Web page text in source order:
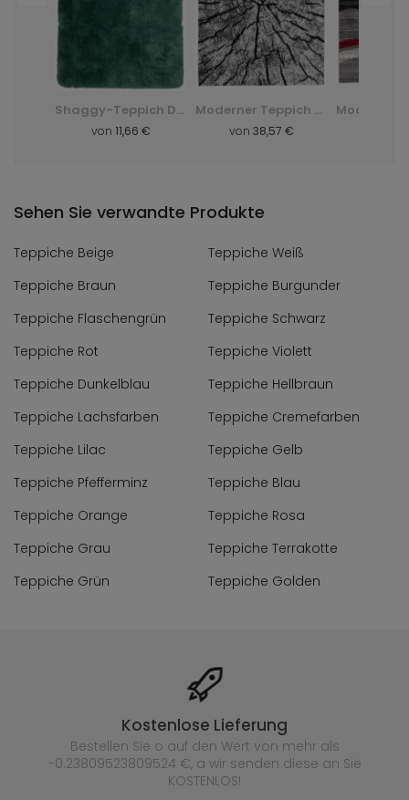
Shaggy-Teppich Dark D. Silk - grün, zielony
von 11,66 €
Moderner Teppich Q710A Luxury Pp Esm - weiß, biały
von 38,57 €
Sehen Sie verwandte Produkte
Teppiche Beige
Teppiche Weiß
Teppiche Braun
Teppiche Burgunder
Teppiche Flaschengrün
Teppiche Schwarz
Teppiche Rot
Teppiche Violett
Teppiche Dunkelblau
Teppiche Hellbraun
Teppiche Lachsfarben
Teppiche Cremefarben
Teppiche Lilac
Teppiche Gelb
Teppiche Pfefferminz
Teppiche Blau
Teppiche Orange
Teppiche Rosa
Teppiche Grau
Teppiche Terrakotte
Teppiche Grün
Teppiche Golden
Kostenlose Lieferung
Bestellen Sie o auf den Wert von mehr als
-0.23809523809524 €, a wir senden diese an Sie
KOSTENLOS!